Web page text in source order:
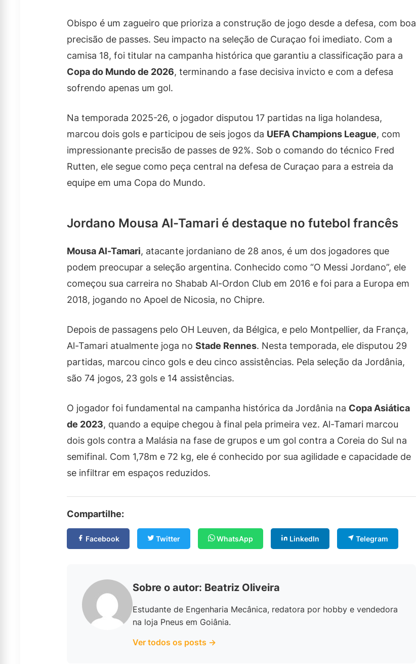
Obispo é um zagueiro que prioriza a construção de jogo desde a defesa, com boa
precisão de passes. Seu impacto na seleção de Curaçao foi imediato. Com a
camisa 18, foi titular na campanha histórica que garantiu a classificação para a
Copa do Mundo de 2026, terminando a fase decisiva invicto e com a defesa
sofrendo apenas um gol.
Na temporada 2025-26, o jogador disputou 17 partidas na liga holandesa,
marcou dois gols e participou de seis jogos da UEFA Champions League, com
impressionante precisão de passes de 92%. Sob o comando do técnico Fred
Rutten, ele segue como peça central na defesa de Curaçao para a estreia da
equipe em uma Copa do Mundo.
Jordano Mousa Al-Tamari é destaque no futebol francês
Mousa Al-Tamari, atacante jordaniano de 28 anos, é um dos jogadores que
podem preocupar a seleção argentina. Conhecido como “O Messi Jordano”, ele
começou sua carreira no Shabab Al-Ordon Club em 2016 e foi para a Europa em
2018, jogando no Apoel de Nicosia, no Chipre.
Depois de passagens pelo OH Leuven, da Bélgica, e pelo Montpellier, da França,
Al-Tamari atualmente joga no Stade Rennes. Nesta temporada, ele disputou 29
partidas, marcou cinco gols e deu cinco assistências. Pela seleção da Jordânia,
são 74 jogos, 23 gols e 14 assistências.
O jogador foi fundamental na campanha histórica da Jordânia na Copa Asiática
de 2023, quando a equipe chegou à final pela primeira vez. Al-Tamari marcou
dois gols contra a Malásia na fase de grupos e um gol contra a Coreia do Sul na
semifinal. Com 1,78m e 72 kg, ele é conhecido por sua agilidade e capacidade de
se infiltrar em espaços reduzidos.
Compartilhe:
Facebook Twitter WhatsApp LinkedIn Telegram
Sobre o autor: Beatriz Oliveira
Estudante de Engenharia Mecânica, redatora por hobby e vendedora
na loja Pneus em Goiânia.
Ver todos os posts →